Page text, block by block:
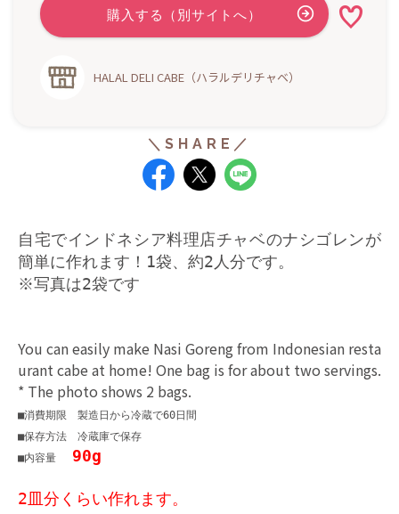
HALAL DELI CABE（ハラルデリチャベ）
自宅でインドネシア料理店チャベのナシゴレンが
簡単に作れます！1袋、約2人分です。
※写真は2袋です
You can easily make Nasi Goreng from Indonesian resta
urant cabe at home! One bag is for about two servings.
* The photo shows 2 bags.
■消費期限 製造日から冷蔵で60日間
■保存方法 冷蔵庫で保存
■内容量
90g
2皿分くらい作れます。